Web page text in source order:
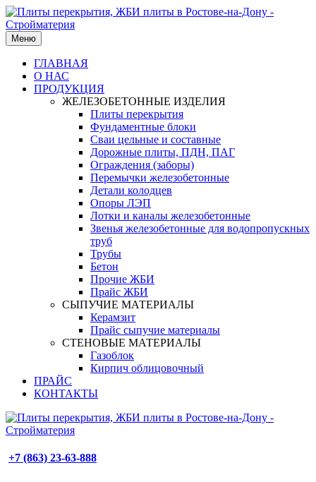
Меню
ГЛАВНАЯ
О НАС
ПРОДУКЦИЯ
ЖЕЛЕЗОБЕТОННЫЕ ИЗДЕЛИЯ
Плиты перекрытия
Фундаментные блоки
Сваи цельные и составные
Дорожные плиты, ПДН, ПАГ
Ограждения (заборы)
Перемычки железобетонные
Детали колодцев
Опоры ЛЭП
Лотки и каналы железобетонные
Звенья железобетонные для водопропускных
труб
Трубы
Бетон
Прочие ЖБИ
Прайс ЖБИ
СЫПУЧИЕ МАТЕРИАЛЫ
Керамзит
Прайс сыпучие материалы
СТЕНОВЫЕ МАТЕРИАЛЫ
Газоблок
Кирпич облицовочный
ПРАЙС
КОНТАКТЫ
+7 (863) 23-63-888